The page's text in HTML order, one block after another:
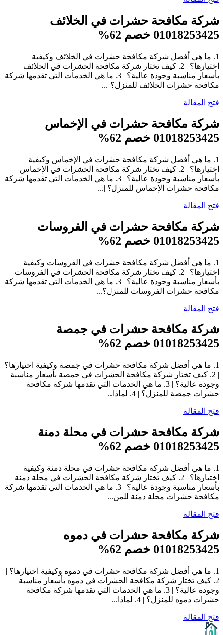
شركة مكافحة حشرات في الخلائف
01018253425 خصم 62%
1. ما هي أفضل شركة مكافحة حشرات في الخلائف وكيفية
اختيارها؟ | 2. كيف تختار شركة مكافحة الحشرات في الخلائف
بأسعار مناسبة وجودة عالية؟ | 3. ما هي الخدمات التي تقدمها شركة
مكافحة حشرات الخلائف للمنزل؟ |...
فتح المقالة
شركة مكافحة حشرات في الإخماس
01018253425 خصم 62%
1. ما هي أفضل شركة مكافحة حشرات في الإخماس وكيفية
اختيارها؟ | 2. كيف تختار شركة مكافحة الحشرات في الإخماس
بأسعار مناسبة وجودة عالية؟ | 3. ما هي الخدمات التي تقدمها شركة
مكافحة حشرات الإخماس للمنزل؟ |...
فتح المقالة
شركة مكافحة حشرات في الفروسات
01018253425 خصم 62%
1. ما هي أفضل شركة مكافحة حشرات في الفروسات وكيفية
اختيارها؟ | 2. كيف تختار شركة مكافحة الحشرات في الفروسات
بأسعار مناسبة وجودة عالية؟ | 3. ما هي الخدمات التي تقدمها شركة
مكافحة حشرات الفروسات للمنزل؟...
فتح المقالة
شركة مكافحة حشرات في جمصة
01018253425 خصم 62%
1. ما هي أفضل شركة مكافحة حشرات في جمصة وكيفية اختيارها؟
| 2. كيف تختار شركة مكافحة الحشرات في جمصة بأسعار مناسبة
وجودة عالية؟ | 3. ما هي الخدمات التي تقدمها شركة مكافحة
حشرات جمصة للمنزل؟ | 4. لماذا...
فتح المقالة
شركة مكافحة حشرات في محلة دمنة
01018253425 خصم 62%
1. ما هي أفضل شركة مكافحة حشرات في محلة دمنة وكيفية
اختيارها؟ | 2. كيف تختار شركة مكافحة الحشرات في محلة دمنة
بأسعار مناسبة وجودة عالية؟ | 3. ما هي الخدمات التي تقدمها شركة
مكافحة حشرات محلة دمنة للمن...
فتح المقالة
شركة مكافحة حشرات في دموه
01018253425 خصم 62%
1. ما هي أفضل شركة مكافحة حشرات في دموه وكيفية اختيارها؟ |
2. كيف تختار شركة مكافحة الحشرات في دموه بأسعار مناسبة
وجودة عالية؟ | 3. ما هي الخدمات التي تقدمها شركة مكافحة
حشرات دموه للمنزل؟ | 4. لماذا...
فتح المقالة